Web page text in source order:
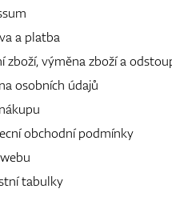
a platba
zboží, výměna zboží a
osobních údajů
obchodní podmínky
tabulky